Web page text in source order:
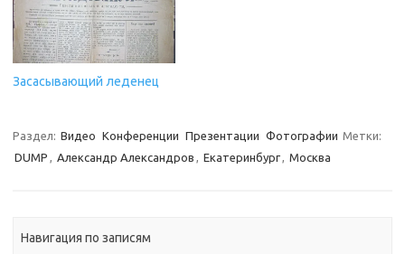
Александр Леонидович,
комментируя…
Засасывающий леденец
Раздел: Видео Конференции Презентации Фотографии Метки:
DUMP
Александр Александров Екатеринбург Москва
Навигация по записям